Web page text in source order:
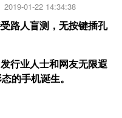
2019-01-22 14:34:38
路人盲测，无按键插孔
行业人士和网友无限遐
的手机诞生。